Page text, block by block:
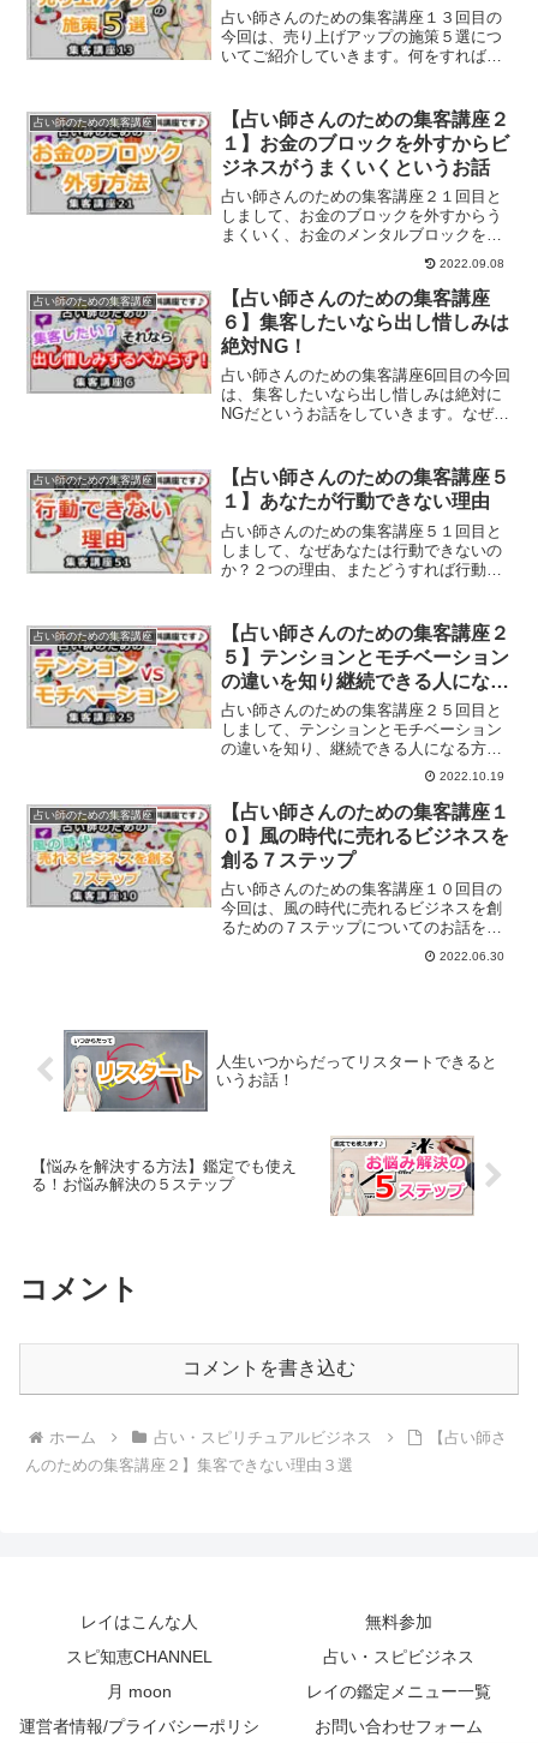
占い師さんのための集客講座１３回目の
今回は、売り上げアップの施策５選につ
いてご紹介していきます。何をすれば売
占い師のための集客講座
【占い師さんのための集客講座２
１】お金のブロックを外すからビ
ジネスがうまくいくというお話
占い師さんのための集客講座２１回目と
しまして、お金のブロックを外すからう
まくいく、お金のメンタルブロックを外
す方法についてご紹介します。 2022.09.08
占い師のための集客講座
【占い師さんのための集客講座
６】集客したいなら出し惜しみは
絶対NG！
占い師さんのための集客講座6回目の今回
は、集客したいなら出し惜しみは絶対に
NGだというお話をしていきます。なぜ出
占い師のための集客講座
【占い師さんのための集客講座５
１】あなたが行動できない理由
占い師さんのための集客講座５１回目と
しまして、なぜあなたは行動できないの
か？２つの理由、またどうすれば行動で
占い師のための集客講座
【占い師さんのための集客講座２
５】テンションとモチベーション
の違いを知り継続できる人になる
方法
占い師さんのための集客講座２５回目と
しまして、テンションとモチベーション
の違いを知り、継続できる人になる方法
についてご紹介していきます。 2022.10.19
占い師のための集客講座
【占い師さんのための集客講座１
０】風の時代に売れるビジネスを
創る７ステップ
占い師さんのための集客講座１０回目の
今回は、風の時代に売れるビジネスを創
るための７ステップについてのお話をし
2022.06.30
人生いつからだってリスタートできると
いうお話！
【悩みを解決する方法】鑑定でも使え
る！お悩み解決の５ステップ
コメント
コメントを書き込む
ホーム 占い・スピリチュアルビジネス
【占い師さ
んのための集客講座２】集客できない理由３選
レイはこんな人
無料参加
スピ知恵CHANNEL
占い・スピビジネス
月 moon
レイの鑑定メニュー一覧
運営者情報/プライバシーポリシ
お問い合わせフォーム